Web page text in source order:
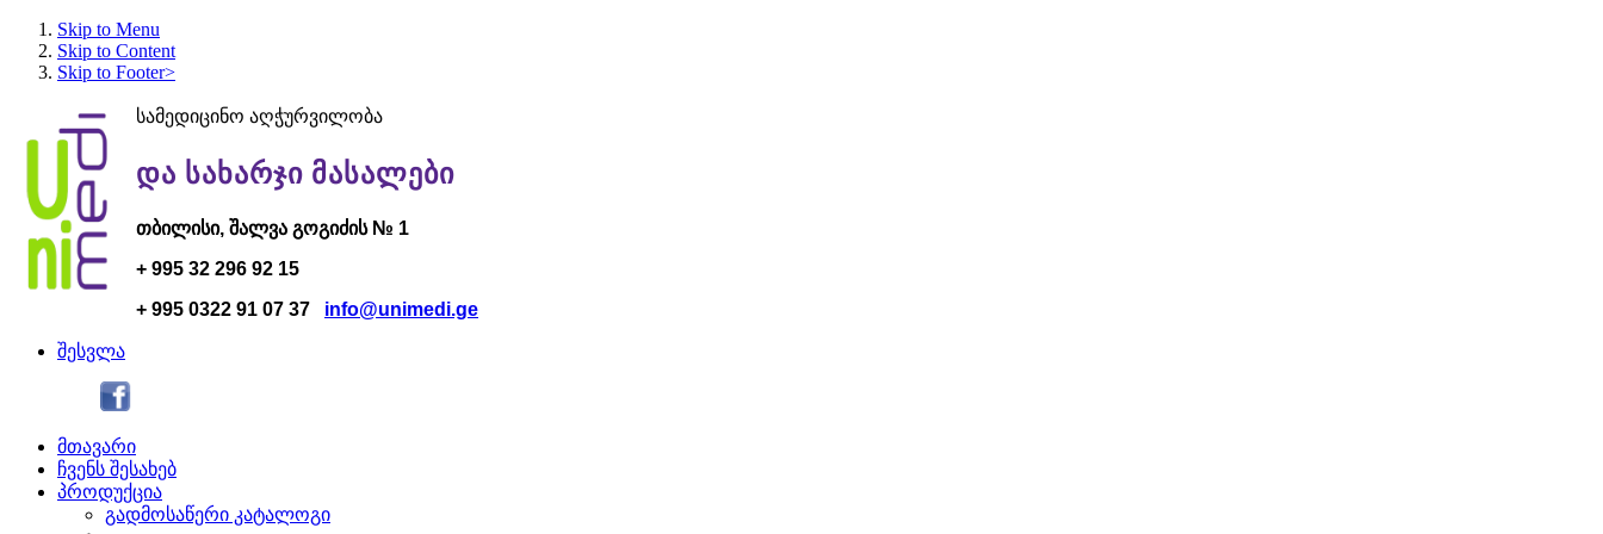
Skip to Menu
Skip to Content
Skip to Footer>
სამედიცინო აღჭურვილობა
და სახარჯი მასალები
თბილისი, შალვა გოგიძის № 1
+ 995 32 296 92 15
+ 995 0322 91 07 37 info@unimedi.ge
შესვლა
მთავარი
ჩვენს შესახებ
პროდუქცია
გადმოსაწერი კატალოგი